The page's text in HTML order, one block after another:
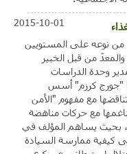
2015-10-01
من نوعه على المستويين
من قبل الخبير
وحدة الدراسات
"جورج كرزم" أسس
مع مفهوم "الأمن
مع حركات مناهضة
بحيث يساهم المؤلف في
كيفية ممارسة السيادة